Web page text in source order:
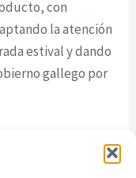
con
la atención
estival y dando
gallego por